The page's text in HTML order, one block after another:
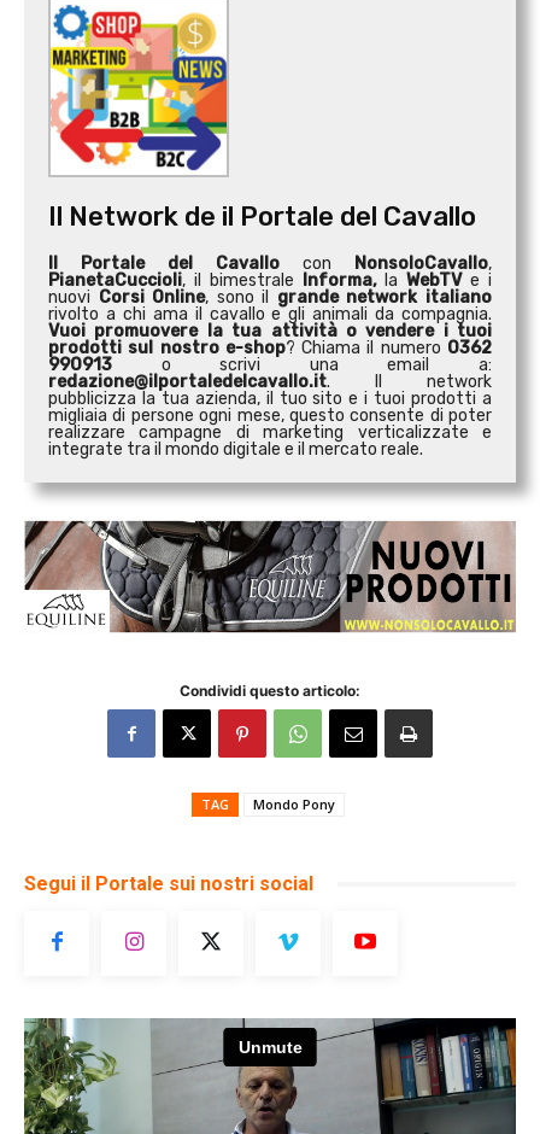
Il Network de il Portale del Cavallo
Il Portale del Cavallo con NonsoloCavallo,
PianetaCuccioli, il bimestrale Informa,laWebTVe i
nuovi Corsi Online, sono il grande network italiano
rivolto a chi ama il cavallo e gli animali da compagnia.
Vuoi promuovere la tua attività ovendere i tuoi
prodotti sul nostro e-shop? Chiama il numero 0362
990913 o scrivi una email a:
redazione@ilportaledelcavallo.it. Il network
pubblicizza la tua azienda, il tuo sito e i tuoi prodotti a
migliaia di persone ogni mese, questo consente di poter
realizzare campagne di marketing verticalizzate e
integrate tra il mondo digitale e il mercato reale.
Condividi questo articolo:
TAG Mondo Pony
Segui il Portale sui nostri social